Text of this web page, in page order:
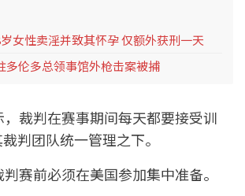
女性卖淫并致其怀孕 仅额外获刑一天
多伦多总领事馆外枪击案被捕
，裁判在赛事期间每天都要接受训
判团队统一管理之下。
判赛前必须在美国参加集中准备。